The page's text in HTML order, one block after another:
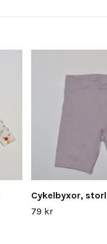
Cykelbyxor,
79 kr